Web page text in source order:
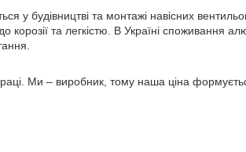
у будівництві та монтажі навісних
корозії та легкістю. В Україні споживання
Ми – виробник, тому наша ціна